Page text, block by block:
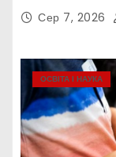
Сер 7, 2026
ОСВІТА І НАУКА